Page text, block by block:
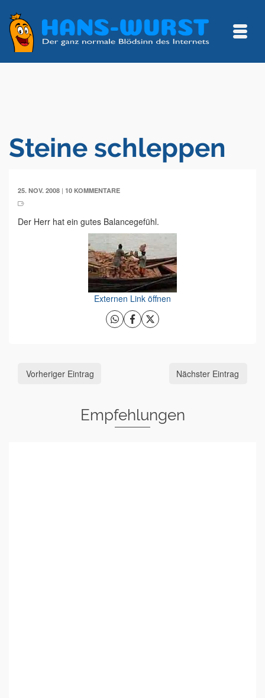
Steine schleppen
25. NOV. 2008 | 10 KOMMENTARE
Der Herr hat ein gutes Balancegefühl.
Externen Link öffnen
Vorheriger Eintrag Nächster Eintrag
Empfehlungen